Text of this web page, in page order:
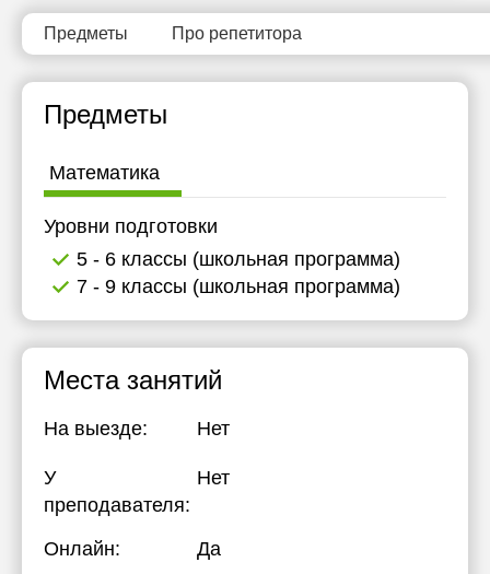
Предметы Про репетитора
Предметы
Математика
Уровни подготовки
5 - 6 классы (школьная программа)
7 - 9 классы (школьная программа)
Места занятий
На выезде: Нет
У
преподавателя:
Нет
Онлайн: Да
16:30
17:00
18:00